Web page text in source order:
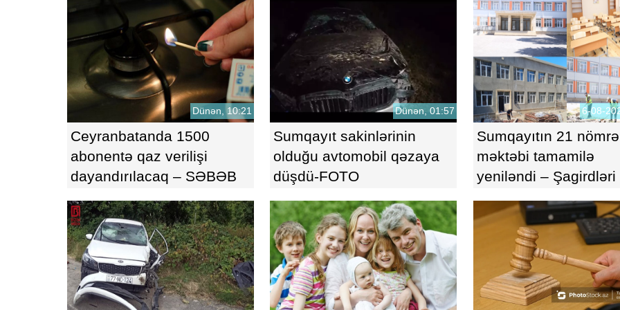
qoydu
Dünən, 10:21
Ceyranbatanda 1500
abonentə qaz verilişi
dayandırılacaq – SƏBƏB
Dünən, 01:57
Sumqayıt sakinlərinin
olduğu avtomobil qəzaya
düşdü-FOTO
6-08-
Sumqayıtın 21
məktəbi tamamilə
yeniləndi – Şagirdləri